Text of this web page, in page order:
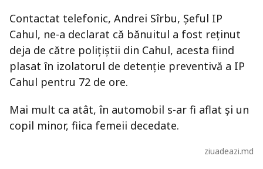
Contactat telefonic, Andrei Sîrbu, Șeful IP
Cahul, ne-a declarat că bănuitul a fost reținut
deja de către polițiștii din Cahul, acesta fiind
plasat în izolatorul de detenție preventivă a IP
Cahul pentru 72 de ore.
Mai mult ca atât, în automobil s-ar fi aflat și un
copil minor, fiica femeii decedate.
ziuadeazi.md